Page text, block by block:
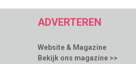
ADVERTEREN
Website & Magazine
Bekijk ons magazine >>